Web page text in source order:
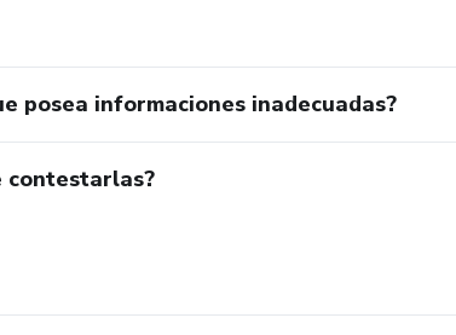
posea informaciones inadecuadas?
contestarlas?